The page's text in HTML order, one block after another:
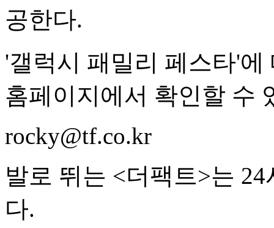
공한다.
'갤럭시 패밀리 페스타'
홈페이지에서 확인할 수
rocky@tf.co.kr
발로 뛰는 <더팩트>는
다.